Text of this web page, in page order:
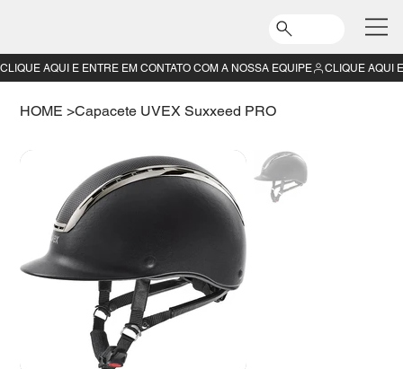
HOME >Capacete UVEX Suxxeed PRO
CLIQUE AQUI E ENTRE EM CONTATO COM A NOSSA EQUIPE